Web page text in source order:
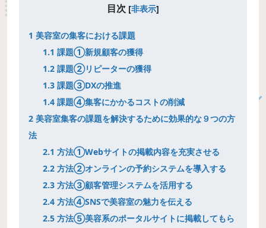
目次 [非表示]
1 美容室の集客における課題
1.1 課題①新規顧客の獲得
1.2 課題②リピーターの獲得
1.3 課題③DXの推進
1.4 課題④集客にかかるコストの削減
2 美容室集客の課題を解決するために効果的な９つの方
法
2.1 方法①Webサイトの掲載内容を充実させる
2.2 方法②オンラインの予約システムを導入する
2.3 方法③顧客管理システムを活用する
2.4 方法④SNSで美容室の魅力を伝える
2.5 方法⑤美容系のポータルサイトに掲載してもら